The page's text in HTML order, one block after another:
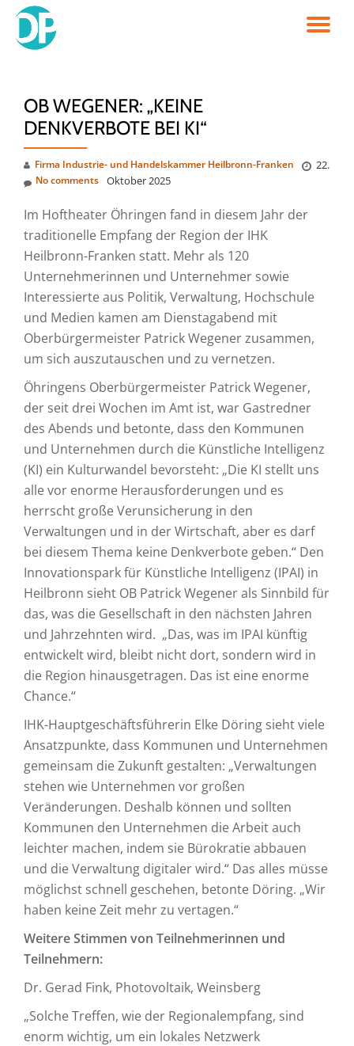
Skip
OB WEGENER: „KEINE
DENKVERBOTE BEI KI“
Firma Industrie- und Handelskammer Heilbronn-Franken
22.
Oktober 2025
No comments
Im Hoftheater Öhringen fand in diesem Jahr der
traditionelle Empfang der Region der IHK
Heilbronn-Franken statt. Mehr als 120
Unternehmerinnen und Unternehmer sowie
Interessierte aus Politik, Verwaltung, Hochschule
und Medien kamen am Dienstagabend mit
Oberbürgermeister Patrick Wegener zusammen,
um sich auszutauschen und zu vernetzen.
Öhringens Oberbürgermeister Patrick Wegener,
der seit drei Wochen im Amt ist, war Gastredner
des Abends und betonte, dass den Kommunen
und Unternehmen durch die Künstliche Intelligenz
(KI) ein Kulturwandel bevorsteht: „Die KI stellt uns
alle vor enorme Herausforderungen und es
herrscht große Verunsicherung in den
Verwaltungen und in der Wirtschaft, aber es darf
bei diesem Thema keine Denkverbote geben.“ Den
Innovationspark für Künstliche Intelligenz (IPAI) in
Heilbronn sieht OB Patrick Wegener als Sinnbild für
das, was die Gesellschaft in den nächsten Jahren
und Jahrzehnten wird. „Das, was im IPAI künftig
entwickelt wird, bleibt nicht dort, sondern wird in
die Region hinausgetragen. Das ist eine enorme
Chance.“
IHK-Hauptgeschäftsführerin Elke Döring sieht viele
Ansatzpunkte, dass Kommunen und Unternehmen
gemeinsam die Zukunft gestalten: „Verwaltungen
stehen wie Unternehmen vor großen
Veränderungen. Deshalb können und sollten
Kommunen den Unternehmen die Arbeit auch
leichter machen, indem sie Bürokratie abbauen
und die Verwaltung digitaler wird.“ Das alles müsse
möglichst schnell geschehen, betonte Döring. „Wir
haben keine Zeit mehr zu vertagen.“
Weitere Stimmen von Teilnehmerinnen und
Teilnehmern:
Dr. Gerad Fink, Photovoltaik, Weinsberg
„Solche Treffen, wie der Regionalempfang, sind
enorm wichtig, um ein lokales Netzwerk